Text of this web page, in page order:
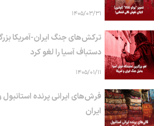
۱۴۰۵/۰۳/۳۱
ترکش‌های جنگ ایران-آمریکا
دستباف آسیا را لغو کرد
۱۴۰۵/۰۱/۱۱
فرش‌های ایرانی پرنده
ایران